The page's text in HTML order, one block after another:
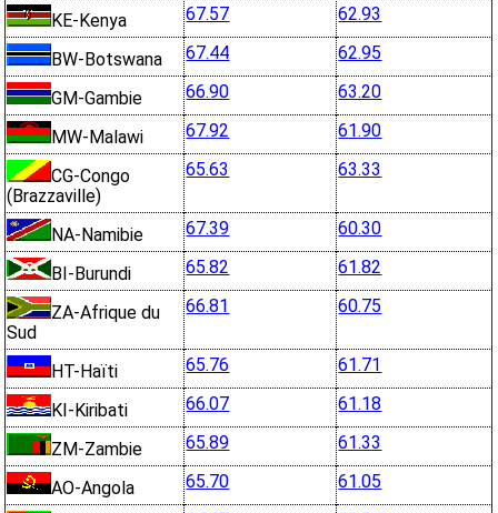
KE-Kenya 67.57 62.93
BW-Botswana 67.44 62.95
GM-Gambie 66.90 63.20
MW-Malawi 67.92 61.90
CG-Congo
(Brazzaville)
65.63 63.33
NA-Namibie 67.39 60.30
BI-Burundi 65.82 61.82
ZA-Afrique du
Sud
66.81 60.75
HT-Haïti 65.76 61.71
KI-Kiribati 66.07 61.18
ZM-Zambie 65.89 61.33
AO-Angola 65.70 61.05